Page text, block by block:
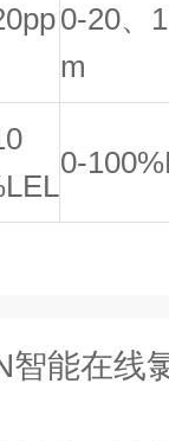
0-20、
m
0-
智能在线